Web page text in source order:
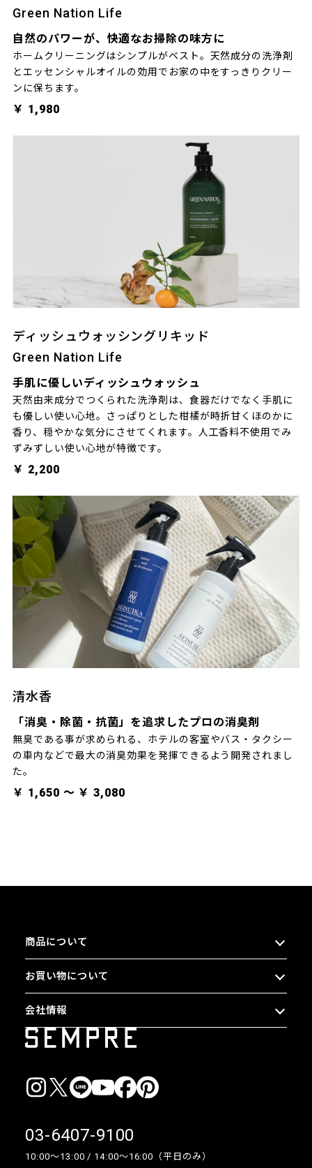
Green Nation Life
自然のパワーが、快適なお掃除の味方に
ホームクリーニングはシンプルがベスト。天然成分の洗浄剤
とエッセンシャルオイルの効用でお家の中をすっきりクリー
ンに保ちます。
￥ 1,980
ディッシュウォッシングリキッド
Green Nation Life
手肌に優しいディッシュウォッシュ
天然由来成分でつくられた洗浄剤は、食器だけでなく手肌に
も優しい使い心地。さっぱりとした柑橘が時折甘くほのかに
香り、穏やかな気分にさせてくれます。人工香料不使用でみ
ずみずしい使い心地が特徴です。
￥ 2,200
清水香
「消臭・除菌・抗菌」を追求したプロの消臭剤
無臭である事が求められる、ホテルの客室やバス・タクシー
の車内などで最大の消臭効果を発揮できるよう開発されまし
た。
￥ 1,650 〜 ￥ 3,080
商品について
お買い物について
会社情報
03-6407-9100
10:00〜13:00 / 14:00〜16:00（平日のみ）